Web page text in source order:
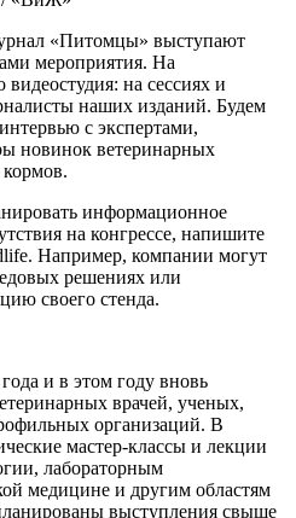
«Питомцы» выступают
мероприятия. На
видеостудия: на сессиях и
наших изданий. Будем
с экспертами,
новинок ветеринарных
информационное
на конгрессе, напишите
Например, компании могут
решениях или
своего стенда.
и в этом году вновь
врачей, ученых,
организаций. В
мастер-классы и лекции
лабораторным
медицине и другим областям
выступления свыше